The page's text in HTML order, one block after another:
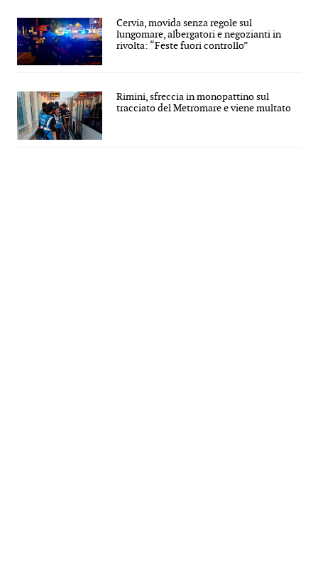
Cervia, movida senza regole sul
lungomare, albergatori e negozianti in
rivolta: “Feste fuori controllo”
Rimini, sfreccia in monopattino sul
tracciato del Metromare e viene multato